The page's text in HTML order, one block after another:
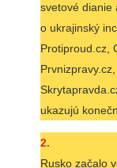
svetové dianie
o ukrajinský
Protiproud.cz,
ukazujú
2.
Rusko začalo